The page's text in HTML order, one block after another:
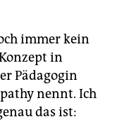
immer kein
in
Pädagogin
nennt. Ich
das ist: